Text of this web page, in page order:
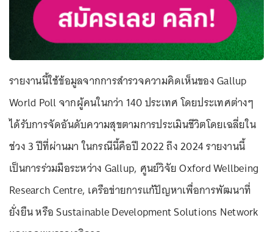
รายงานนี้ใช้ข้อมูลจากการสำรวจความคิดเห็นของ Gallup
World Poll จากผู้คนในกว่า 140 ประเทศ โดยประเทศต่างๆ
ได้รับการจัดอันดับความสุขตามการประเมินชีวิตโดยเฉลี่ยใน
ช่วง 3 ปีที่ผ่านมา ในกรณีนี้คือปี 2022 ถึง 2024 รายงานนี้
เป็นการร่วมมือระหว่าง Gallup, ศูนย์วิจัย Oxford Wellbeing
Research Centre, เครือข่ายการแก้ปัญหาเพื่อการพัฒนาที่
ยั่งยืน หรือ Sustainable Development Solutions Network